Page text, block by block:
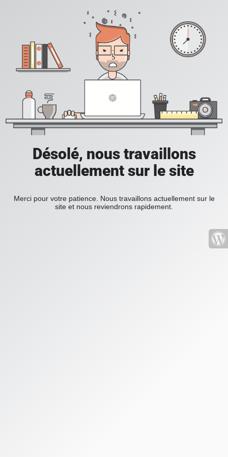
Désolé, nous travaillons
actuellement sur le site
Merci pour votre patience. Nous travaillons actuellement sur le
site et nous reviendrons rapidement.